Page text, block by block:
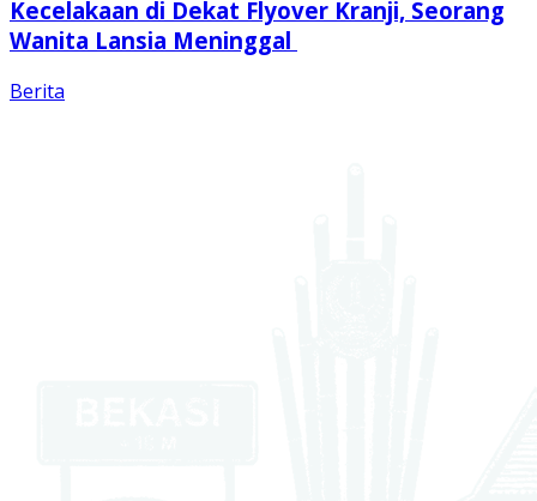
Kecelakaan di Dekat Flyover Kranji, Seorang
Wanita Lansia Meninggal
Berita